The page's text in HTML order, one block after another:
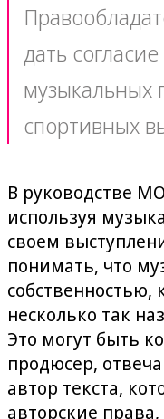
дать
музыкальных
спортивных
В руководстве
используя
своем
понимать, что
собственностью,
несколько так
Это могут быть
продюсер,
автор текста,
авторские